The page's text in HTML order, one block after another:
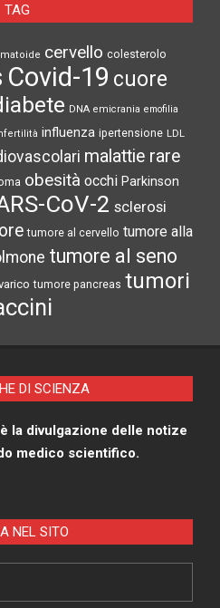
TAG
cervello colesterolo
Covid-19 cuore
DNA emicrania emofilia
influenza ipertensione LDL
malattie rare
obesità occhi Parkinson
CoV-2 sclerosi
tumore al cervello tumore alla
tumore al seno
tumore pancreas tumori
DI SCIENZA
la divulgazione delle notize
medico scientifico.
NEL SITO